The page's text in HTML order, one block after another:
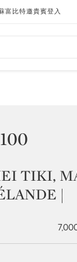
富比特邀貴賓登入
100
TIKI,
|